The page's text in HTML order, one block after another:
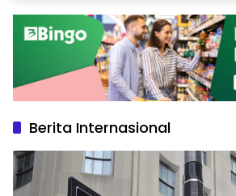
Berita Internasional